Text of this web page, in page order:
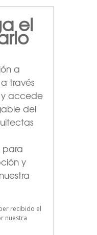
el
a
través
y accede
del
para
y
recibido el
nuestra